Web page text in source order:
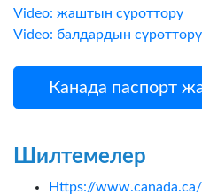
Video: жаштын суроттору
Video: балдардын сүрөттөрү
Канада паспорт
Шилтемелер
Https://